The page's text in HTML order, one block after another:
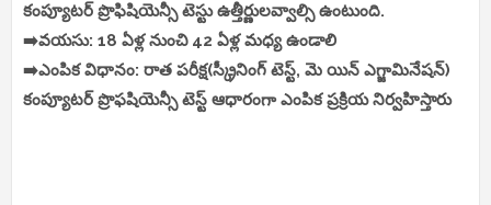
కంప్యూటర్ ప్రొఫిషియెన్సీ టెస్టు ఉత్తీర్ణులవ్వాల్సి ఉంటుంది.
➡️వయసు: 18 ఏళ్ల నుంచి 42 ఏళ్ల మధ్య ఉండాలి
➡️ఎంపిక విధానం: రాత పరీక్ష(స్క్రీనింగ్ టెస్ట్, మె యిన్ ఎగ్జామినేషన్)
కంప్యూటర్ ప్రొఫషియెన్సీ టెస్ట్ ఆధారంగా ఎంపిక ప్రక్రియ నిర్వహిస్తారు